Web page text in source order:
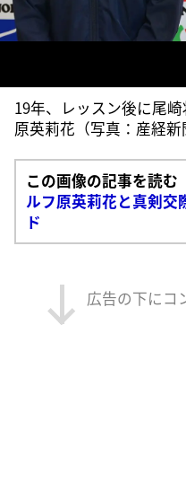
19年、レッスン後に尾
原英莉花（写真：産経新
この画像の記事を読む
ルフ原英莉花と真剣交
ド
広告の下にコ